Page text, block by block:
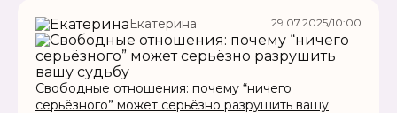
Екатерина 29.07.2025/10:00
Свободные отношения: почему “ничего
серьёзного” может серьёзно разрушить вашу